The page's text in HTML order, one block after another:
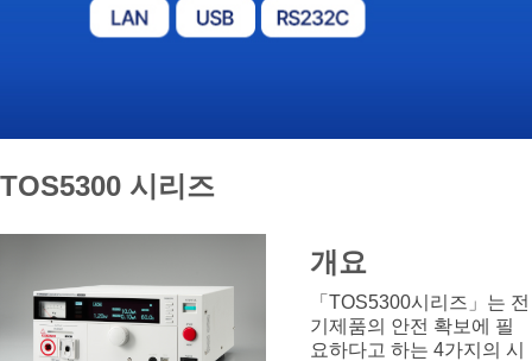
TOS5300 시리즈
개요
「TOS5300시리즈」는 전
기제품의 안전 확보에 필
요하다고 하는 4가지의 시
스케치북5
스케치북5